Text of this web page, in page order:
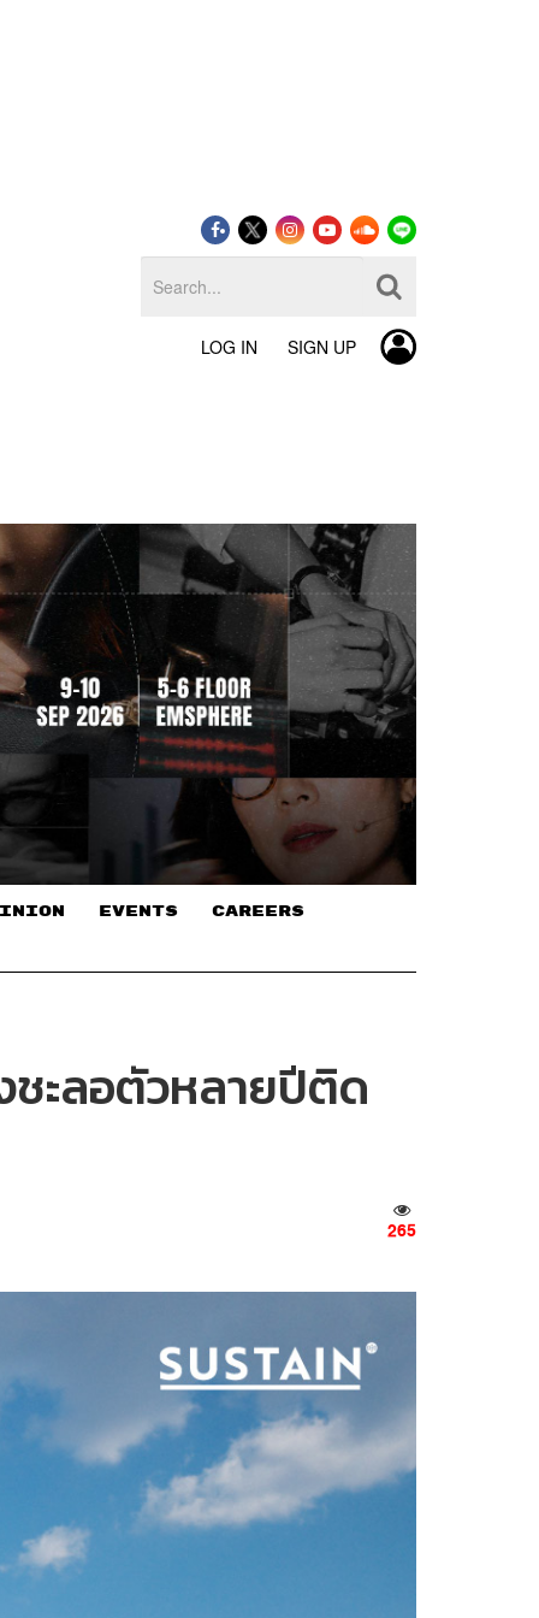
LOG IN SIGN UP
EVENTS CAREERS
ชะลอตัวหลายปีติด
265